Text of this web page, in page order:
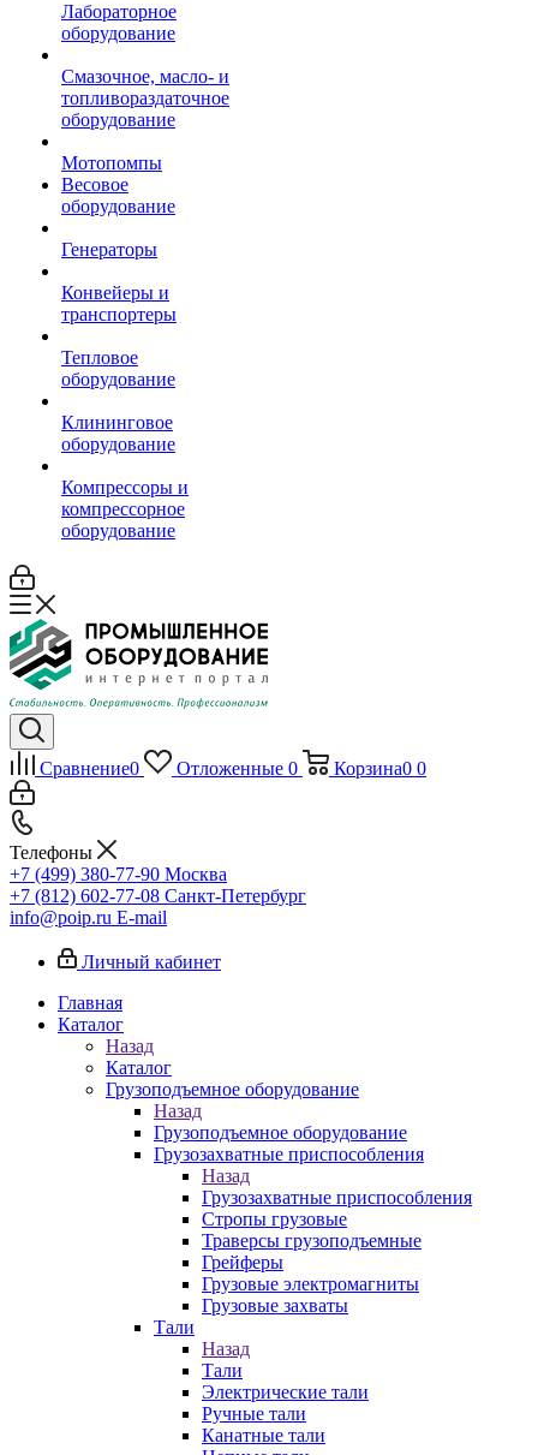
Лабораторное
оборудование
Смазочное, масло- и
топливораздаточное
оборудование
Мотопомпы
Весовое
оборудование
Генераторы
Конвейеры и
транспортеры
Тепловое
оборудование
Клининговое
оборудование
Компрессоры и
компрессорное
оборудование
Сравнение0 Отложенные 0 Корзина0 0
Телефоны
+7 (499) 380-77-90 Москва
+7 (812) 602-77-08 Санкт-Петербург
info@poip.ru E-mail
Личный кабинет
Главная
Каталог
Назад
Каталог
Грузоподъемное оборудование
Назад
Грузоподъемное оборудование
Грузозахватные приспособления
Назад
Грузозахватные приспособления
Стропы грузовые
Траверсы грузоподъемные
Грейферы
Грузовые электромагниты
Грузовые захваты
Тали
Назад
Тали
Электрические тали
Ручные тали
Канатные тали